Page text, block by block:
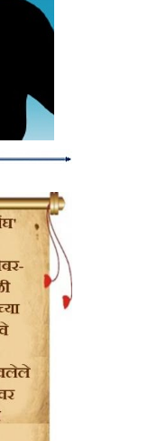
अंधशाळेला देणगी द्यायचा.
अंधशाळेत देणगी द्यायला
मी अंधशाळेत गेलो. मी
त्या चिमण्याची
देऊन गेली. जेमतेम
एकटं सोडलेल्या त्याला
डोळ्यांतून पाण्याची धार